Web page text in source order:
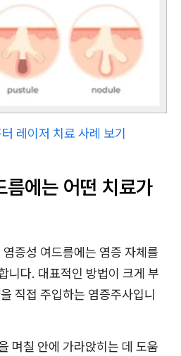
레이저 치료 사례 보기
름에는 어떤 치료가
증성 여드름에는 염증 자체를
니다. 대표적인 방법이 크게 부
직접 주입하는 염증주사입니
며칠 안에 가라앉히는 데 도움